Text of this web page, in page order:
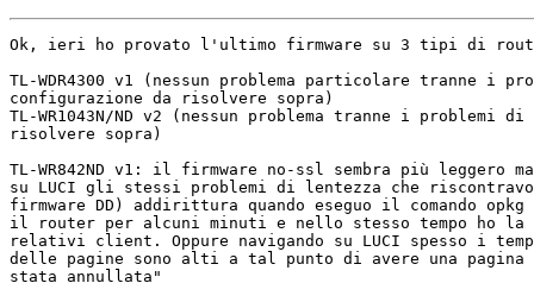
Ok, ieri ho provato l'ultimo firmware su 3 tipi di
TL-WDR4300 v1 (nessun problema particolare tranne i
configurazione da risolvere sopra)
TL-WR1043N/ND v2 (nessun problema tranne i problemi
risolvere sopra)
TL-WR842ND v1: il firmware no-ssl sembra più leggero
su LUCI gli stessi problemi di lentezza che
firmware DD) addirittura quando eseguo il comando
il router per alcuni minuti e nello stesso tempo ho la
relativi client. Oppure navigando su LUCI spesso i
delle pagine sono alti a tal punto di avere una pagina
stata annullata"